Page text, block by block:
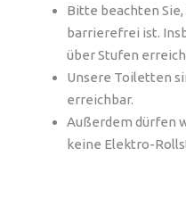
Bitte beachten Sie,
barrierefrei ist.
über Stufen
Unsere Toiletten
erreichbar.
Außerdem dürfen
keine Elektro-